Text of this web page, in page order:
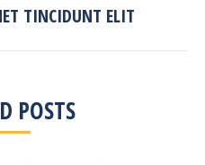
Article
:
TINCIDUNT ELIT
POSTS